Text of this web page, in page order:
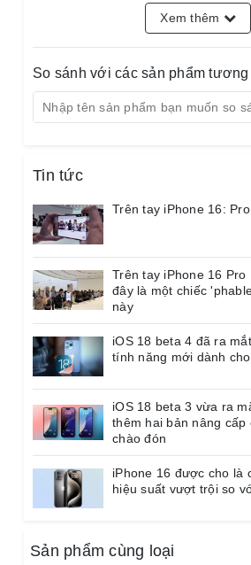
chính hãng – Giảm
10%
lượng cao 2960mAh -
💬 Chat Zalo Đặt
☎️ Gọi Hotline 0933
Bảng giá Pisen
Xem thêm
So sánh với các sản phẩm
Tin tức
Trên tay iPhone 16:
Trên tay iPhone 16 Pro
đây là một chiếc
này
iOS 18 beta 4 đã ra
tính năng mới dành
iOS 18 beta 3 vừa ra
thêm hai bản nâng
chào đón
iPhone 16 được cho là
hiệu suất vượt trội so
Sản phẩm cùng loại